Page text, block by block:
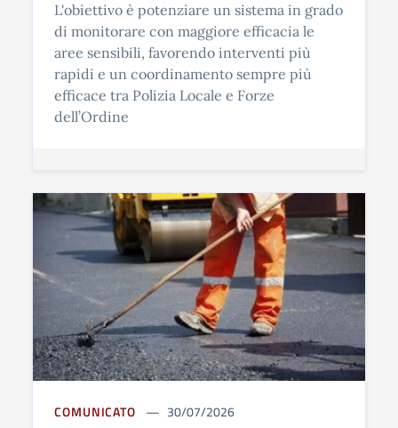
L'obiettivo è potenziare un sistema in grado
di monitorare con maggiore efficacia le
aree sensibili, favorendo interventi più
rapidi e un coordinamento sempre più
efficace tra Polizia Locale e Forze
dell’Ordine
COMUNICATO 30/07/2026